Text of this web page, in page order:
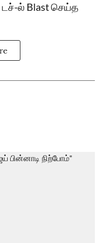
ல் Blast செய்த